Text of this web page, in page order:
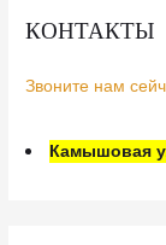
КОНТАКТЫ
Звоните нам
Камышовая